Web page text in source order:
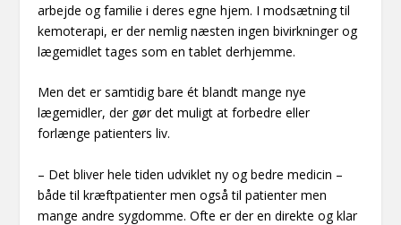
arbejde og familie i deres egne hjem. I modsætning til
kemoterapi, er der nemlig næsten ingen bivirkninger og
lægemidlet tages som en tablet derhjemme.
Men det er samtidig bare ét blandt mange nye
lægemidler, der gør det muligt at forbedre eller
forlænge patienters liv.
– Det bliver hele tiden udviklet ny og bedre medicin –
både til kræftpatienter men også til patienter men
mange andre sygdomme. Ofte er der en direkte og klar